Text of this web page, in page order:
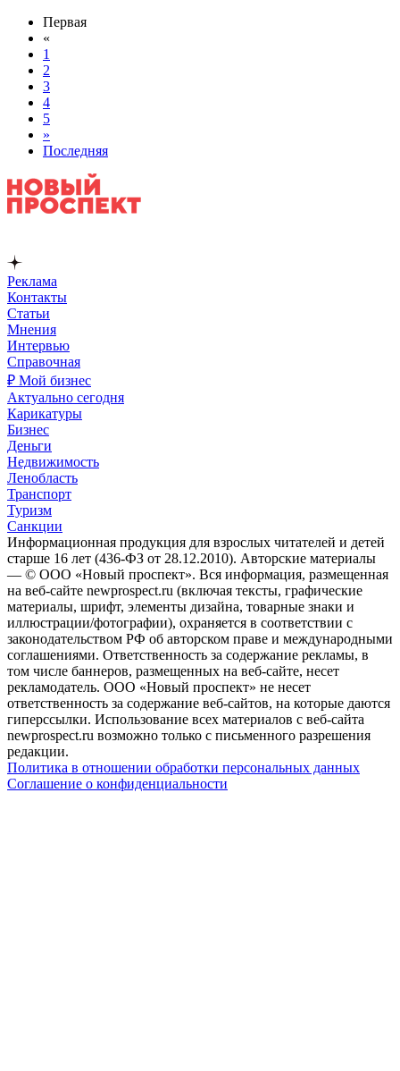
Первая
«
1
2
3
4
5
»
Последняя
Реклама
Контакты
Статьи
Мнения
Интервью
Справочная
₽ Мой бизнес
Актуально сегодня
Карикатуры
Бизнес
Деньги
Недвижимость
Ленобласть
Транспорт
Туризм
Санкции
Информационная продукция для взрослых читателей и детей
старше 16 лет (436-ФЗ от 28.12.2010). Авторские материалы
— © ООО «Новый проспект». Вся информация, размещенная
на веб-сайте newprospect.ru (включая тексты, графические
материалы, шрифт, элементы дизайна, товарные знаки и
иллюстрации/фотографии), охраняется в соответствии с
законодательством РФ об авторском праве и международными
соглашениями. Ответственность за содержание рекламы, в
том числе баннеров, размещенных на веб-сайте, несет
рекламодатель. ООО «Новый проспект» не несет
ответственность за содержание веб-сайтов, на которые даются
гиперссылки. Использование всех материалов с веб-сайта
newprospect.ru возможно только с письменного разрешения
редакции.
Политика в отношении обработки персональных данных
Соглашение о конфиденциальности